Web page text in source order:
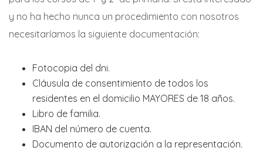
y no ha hecho nunca un procedimiento con nosotros
necesitaríamos la siguiente documentación:
Fotocopia del dni.
Cláusula de consentimiento de todos los
residentes en el domicilio MAYORES de 18 años.
Libro de familia.
IBAN del número de cuenta.
Documento de autorización a la representación.